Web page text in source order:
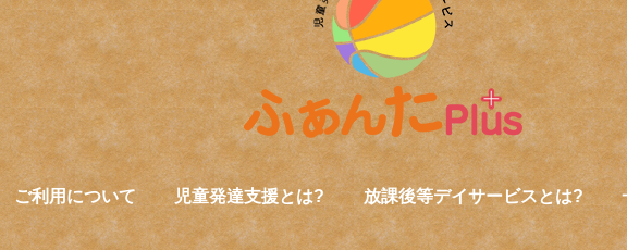
ご利用について 児童発達支援とは? 放課後等デイサービスとは?